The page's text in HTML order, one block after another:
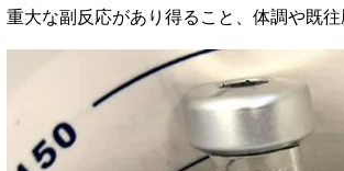
重大な副反応があり得ること、体調や既